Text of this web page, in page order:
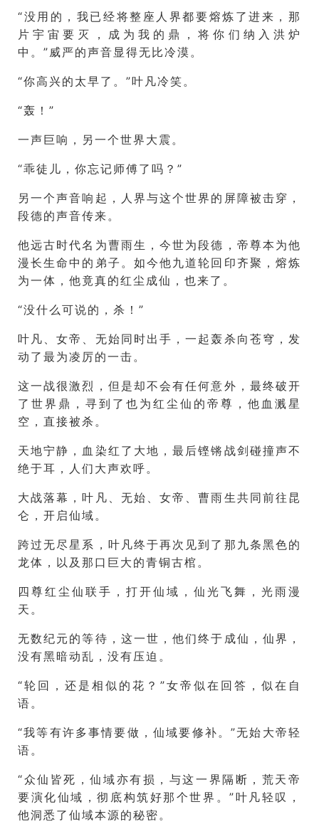
“没用的，我已经将整座人界都要熔炼了进来，那
片宇宙要灭，成为我的鼎，将你们纳入洪炉
中。”威严的声音显得无比冷漠。
“你高兴的太早了。”叶凡冷笑。
“轰！”
一声巨响，另一个世界大震。
“乖徒儿，你忘记师傅了吗？”
另一个声音响起，人界与这个世界的屏障被击穿，
段德的声音传来。
他远古时代名为曹雨生，今世为段德，帝尊本为他
漫长生命中的弟子。如今他九道轮回印齐聚，熔炼
为一体，他竟真的红尘成仙，也来了。
“没什么可说的，杀！”
叶凡、女帝、无始同时出手，一起轰杀向苍穹，发
动了最为凌厉的一击。
这一战很激烈，但是却不会有任何意外，最终破开
了世界鼎，寻到了也为红尘仙的帝尊，他血溅星
空，直接被杀。
天地宁静，血染红了大地，最后铿锵战剑碰撞声不
绝于耳，人们大声欢呼。
大战落幕，叶凡、无始、女帝、曹雨生共同前往昆
仑，开启仙域。
跨过无尽星系，叶凡终于再次见到了那九条黑色的
龙体，以及那口巨大的青铜古棺。
四尊红尘仙联手，打开仙域，仙光飞舞，光雨漫
天。
无数纪元的等待，这一世，他们终于成仙，仙界，
没有黑暗动乱，没有压迫。
“轮回，还是相似的花？”女帝似在回答，似在自
语。
“我等有许多事情要做，仙域要修补。”无始大帝轻
语。
“众仙皆死，仙域亦有损，与这一界隔断，荒天帝
要演化仙域，彻底构筑好那个世界。”叶凡轻叹，
他洞悉了仙域本源的秘密。